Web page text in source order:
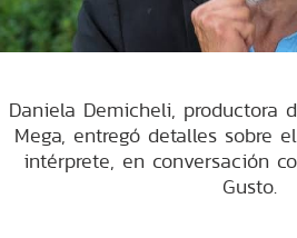
Daniela Demicheli, productora
Mega, entregó detalles sobre
intérprete, en conversación
Gusto.